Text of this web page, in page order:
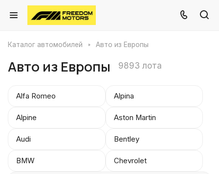
Каталог автомобилей Авто из Европы
Авто из Европы 9893 лота
Alfa Romeo Alpina
Alpine Aston Martin
Audi Bentley
BMW Chevrolet